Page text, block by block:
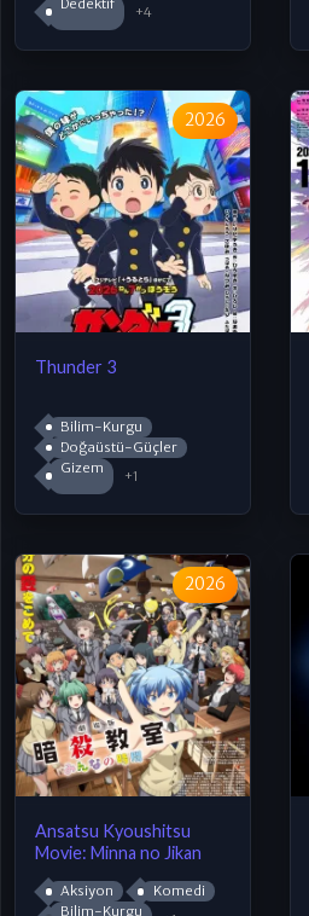
Dedektif +4
2026
Thunder 3
Bilim-Kurgu
Doğaüstü-Güçler
Gizem
+1
2026
Ansatsu Kyoushitsu
Movie: Minna no Jikan
Aksiyon
Komedi
Bilim-Kurgu